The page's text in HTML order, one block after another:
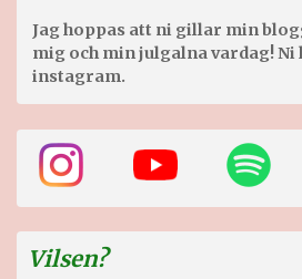
Jag hoppas att ni gillar min
mig och min julgalna vardag! Ni
instagram.
Vilsen?